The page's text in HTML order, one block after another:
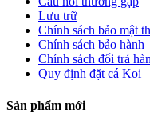
Lưu trữ
Chính sách bảo mật
Chính sách bảo hành
Chính sách đổi trả
Quy định đặt cá Koi
Sản phẩm mới